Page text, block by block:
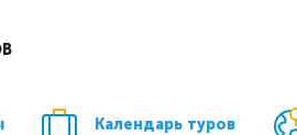
Календарь туров